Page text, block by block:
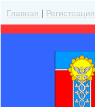
Главная | Регистрация